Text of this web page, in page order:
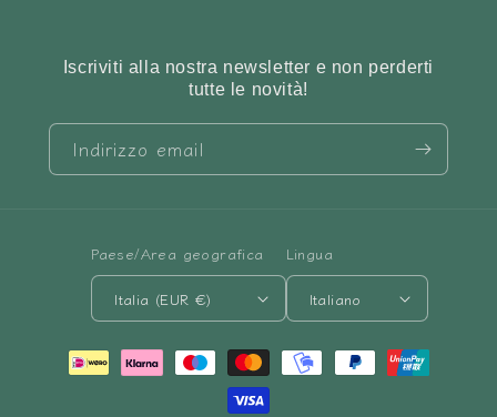
Iscriviti alla nostra newsletter e non perderti
tutte le novità!
Indirizzo email
Paese/Area geografica
Italia (EUR €)
Lingua
Italiano
Metodi